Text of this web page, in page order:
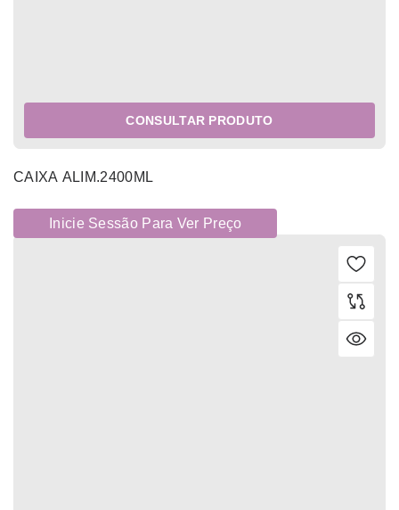
CONSULTAR PRODUTO
CAIXA ALIM.2400ML
Inicie Sessão Para Ver Preço